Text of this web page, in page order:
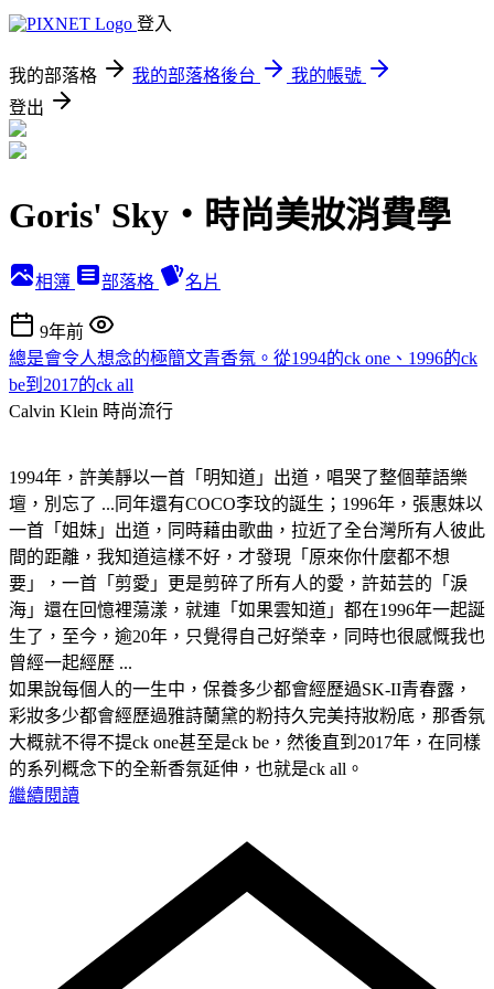
登入
我的部落格 我的部落格後台
我的帳號
登出
Goris' Sky‧時尚美妝消費學
相簿 部落格 名片
9年前
總是會令人想念的極簡文青香氛。從1994的ck one、1996的ck
be到2017的ck all
Calvin Klein 時尚流行
1994年，許美靜以一首「明知道」出道，唱哭了整個華語樂
壇，別忘了 ...同年還有COCO李玟的誕生；1996年，張惠妹以
一首「姐妹」出道，同時藉由歌曲，拉近了全台灣所有人彼此
間的距離，我知道這樣不好，才發現「原來你什麼都不想
要」，一首「剪愛」更是剪碎了所有人的愛，許茹芸的「淚
海」還在回憶裡蕩漾，就連「如果雲知道」都在1996年一起誕
生了，至今，逾20年，只覺得自己好榮幸，同時也很感慨我也
曾經一起經歷 ...
如果說每個人的一生中，保養多少都會經歷過SK-II青春露，
彩妝多少都會經歷過雅詩蘭黛的粉持久完美持妝粉底，那香氛
大概就不得不提ck one甚至是ck be，然後直到2017年，在同樣
的系列概念下的全新香氛延伸，也就是ck all。
繼續閱讀